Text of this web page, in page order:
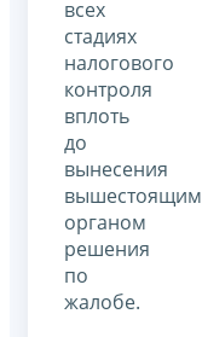
всех
стадиях
налогового
контроля
вплоть
до
вынесения
вышестоящим
органом
решения
по
жалобе.